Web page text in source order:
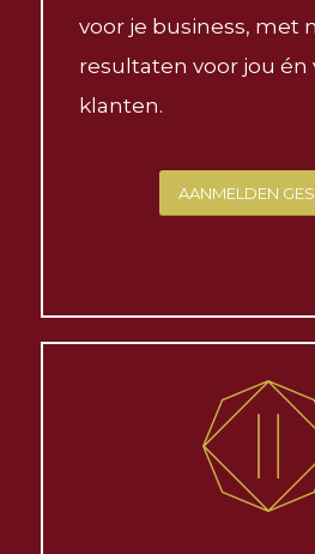
voor je business, met
resultaten voor jou én
klanten.
AANMELDEN